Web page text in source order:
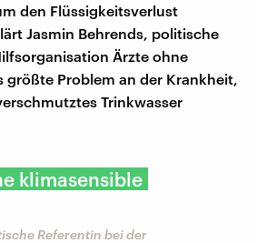
den Flüssigkeitsverlust
Jasmin Behrends, politische
Ärzte ohne
größte Problem an der Krankheit,
Trinkwasser
klimasensible
Referentin bei der